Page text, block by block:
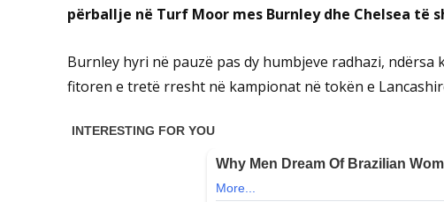
përballje në Turf Moor mes Burnley dhe Chelsea të
Burnley hyri në pauzë pas dy humbjeve radhazi,
fitoren e tretë rresht në kampionat në tokën e